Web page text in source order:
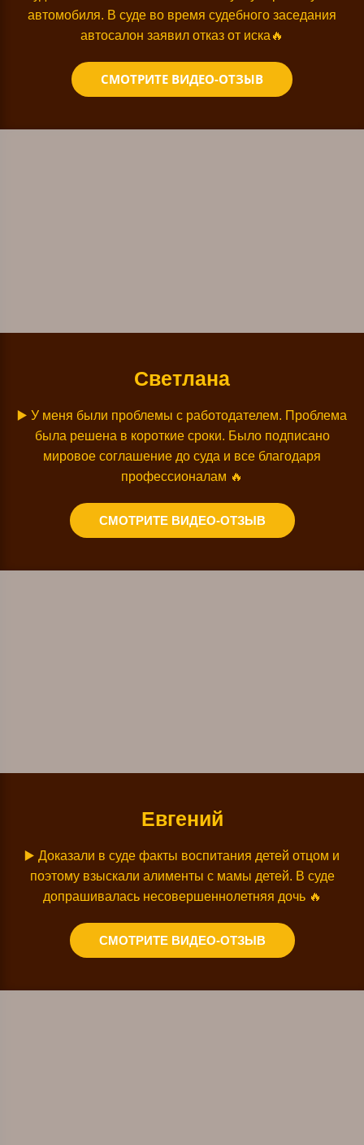
автомобиля. В суде во время судебного заседания
автосалон заявил отказ от иска 🔥
СМОТРИТЕ ВИДЕО-ОТЗЫВ
Светлана
▶️ У меня были проблемы с работодателем. Проблема
была решена в короткие сроки. Было подписано
мировое соглашение до суда и все благодаря
профессионалам 🔥
СМОТРИТЕ ВИДЕО-ОТЗЫВ
Евгений
▶️ Доказали в суде факты воспитания детей отцом и
поэтому взыскали алименты с мамы детей. В суде
допрашивалась несовершеннолетняя дочь🔥
СМОТРИТЕ ВИДЕО-ОТЗЫВ